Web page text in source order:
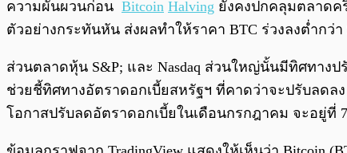
ความผันผวนก่อน Bitcoin Halving ยังคงปกคลุมตลาดค
ตัวอย่างกระทันหัน ส่งผลทำให้ราคา BTC ร่วงลงต่ำกว่
ส่วนตลาดหุ้น S&P; และ Nasdaq ส่วนใหญ่นั้นมีทิศทางป
ช่วยชี้ทิศทางอัตราดอกเบี้ยสหรัฐฯ ที่คาดว่าจะปรับลดล
โอกาสปรับลดอัตราดอกเบี้ยในเดือนกรกฎาคม จะอยู่ที่